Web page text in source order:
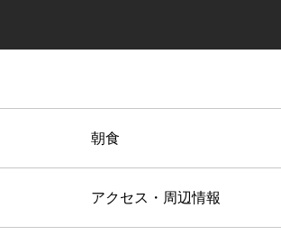
朝食
アクセス・周辺情報